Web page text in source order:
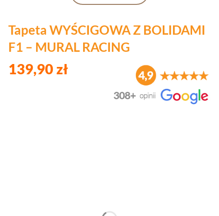
Tapeta WYŚCIGOWA Z BOLIDAMI
F1 – MURAL RACING
139,90 zł